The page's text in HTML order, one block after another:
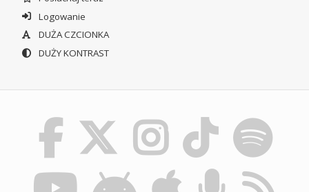
Logowanie
DUŻA CZCIONKA
DUŻY KONTRAST